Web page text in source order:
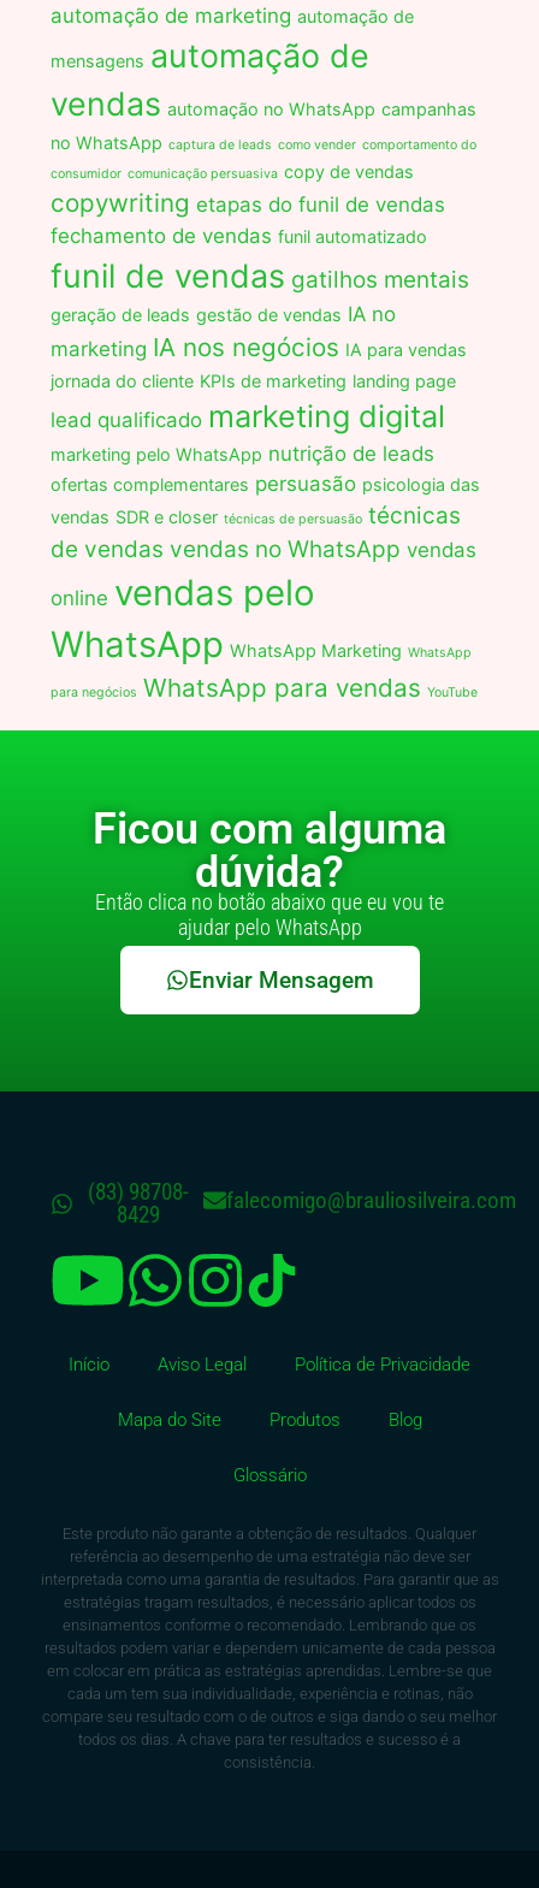
automação de marketing automação de
mensagens automação de
vendas automação no WhatsApp campanhas
no WhatsApp captura de leads como vender comportamento do
consumidor comunicação persuasiva copy de vendas
copywriting etapas do funil de vendas
fechamento de vendas funil automatizado
funil de vendas gatilhos mentais
geração de leads gestão de vendas IA no
marketing IA nos negócios IA para vendas
jornada do cliente KPIs de marketing landing page
lead qualificado marketing digital
marketing pelo WhatsApp nutrição de leads
ofertas complementares persuasão psicologia das
vendas SDR e closer técnicas de persuasão técnicas
de vendas vendas no WhatsApp vendas
online vendas pelo
WhatsApp WhatsApp Marketing WhatsApp
para negócios WhatsApp para vendas YouTube
Ficou com alguma
dúvida?
Então clica no botão abaixo que eu vou te
ajudar pelo WhatsApp
Enviar Mensagem
(83) 98708-
8429
falecomigo@brauliosilveira.com
Início Aviso Legal Política de Privacidade
Mapa do Site Produtos Blog
Glossário
Este produto não garante a obtenção de resultados. Qualquer
referência ao desempenho de uma estratégia não deve ser
interpretada como uma garantia de resultados. Para garantir que as
estratégias tragam resultados, é necessário aplicar todos os
ensinamentos conforme o recomendado. Lembrando que os
resultados podem variar e dependem unicamente de cada pessoa
em colocar em prática as estratégias aprendidas. Lembre-se que
cada um tem sua individualidade, experiência e rotinas, não
compare seu resultado com o de outros e siga dando o seu melhor
todos os dias. A chave para ter resultados e sucesso é a
consistência.